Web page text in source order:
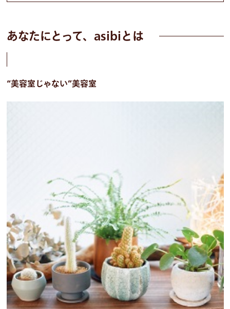
あなたにとって、asibiとは
“美容室じゃない”美容室